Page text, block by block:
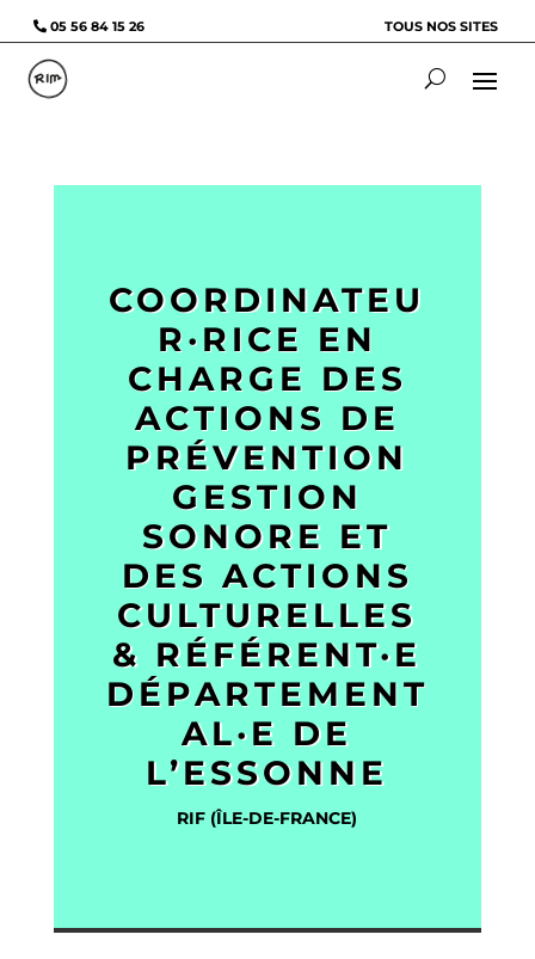
05 56 84 15 26 TOUS NOS SITES
COORDINATEU
R·RICE EN
CHARGE DES
ACTIONS DE
PRÉVENTION
GESTION
SONORE ET
DES ACTIONS
CULTURELLES
& RÉFÉRENT·E
DÉPARTEMENT
AL·E DE
L’ESSONNE
RIF (ÎLE-DE-FRANCE)